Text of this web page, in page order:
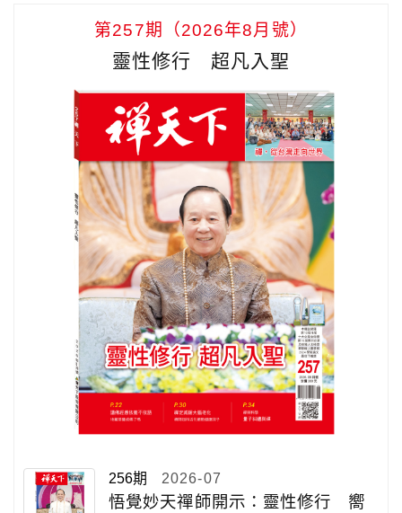
第257期（2026年8月號）
靈性修行 超凡入聖
256期 2026-07
悟覺妙天禪師開示：靈性修行 嚮